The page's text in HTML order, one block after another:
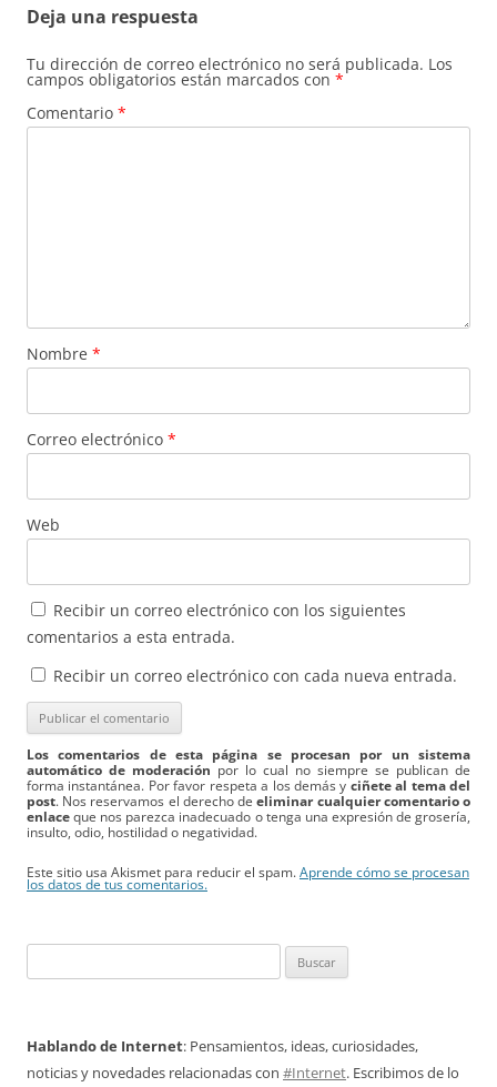
Deja una respuesta
Tu dirección de correo electrónico no será publicada. Los
campos obligatorios están marcados con *
Comentario *
Nombre *
Correo electrónico *
Web
Recibir un correo electrónico con los siguientes
comentarios a esta entrada.
Recibir un correo electrónico con cada nueva entrada.
Los comentarios de esta página se procesan por un sistema
automático de moderación por lo cual no siempre se publican de
forma instantánea. Por favor respeta a los demás y ciñete al tema del
post. Nos reservamos el derecho deeliminar cualquier comentario o
enlace que nos parezca inadecuado o tenga una expresión de grosería,
insulto, odio, hostilidad o negatividad.
Este sitio usa Akismet para reducir el spam. Aprende cómo se procesan
los datos de tus comentarios.
Hablando de Internet: Pensamientos, ideas, curiosidades,
noticias y novedades relacionadas con #Internet. Escribimos de lo